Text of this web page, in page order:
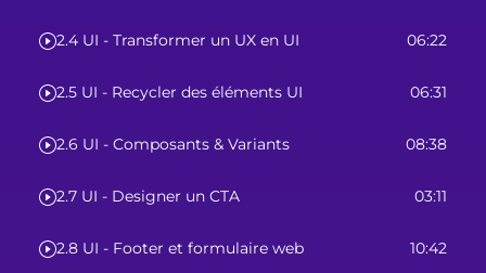
2.4 UI - Transformer un UX en UI 06:22
2.5 UI - Recycler des éléments UI 06:31
2.6 UI - Composants & Variants 08:38
2.7 UI - Designer un CTA 03:11
2.8 UI - Footer et formulaire web 10:42